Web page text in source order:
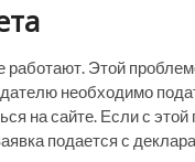
Этой
необходимо
на сайте. Если с
подается с